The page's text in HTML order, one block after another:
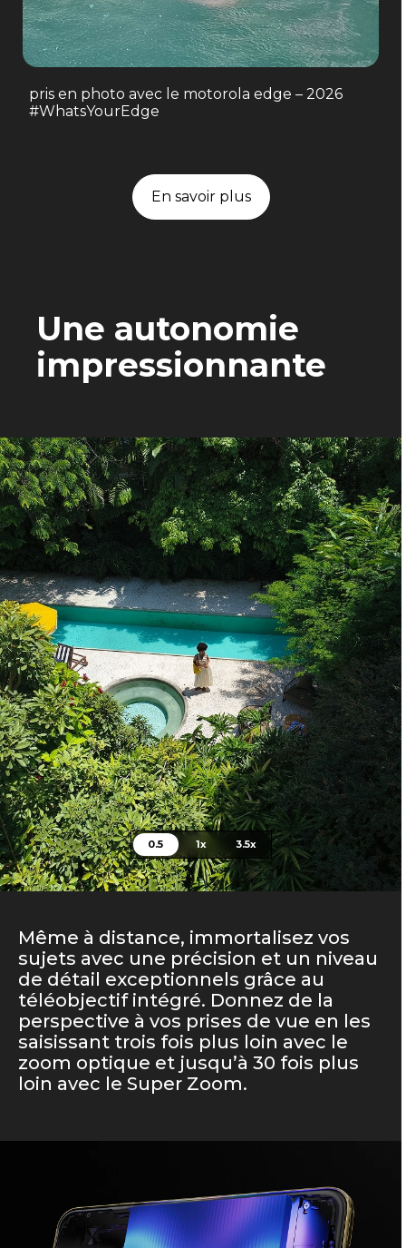
pris en photo avec le motorola edge – 2026
#WhatsYourEdge
En savoir plus
Une autonomie
impressionnante
0.5 1x 3.5x
Même à distance, immortalisez vos
sujets avec une précision et un niveau
de détail exceptionnels grâce au
téléobjectif intégré. Donnez de la
perspective à vos prises de vue en les
saisissant trois fois plus loin avec le
zoom optique et jusqu’à 30 fois plus
loin avec le Super Zoom.